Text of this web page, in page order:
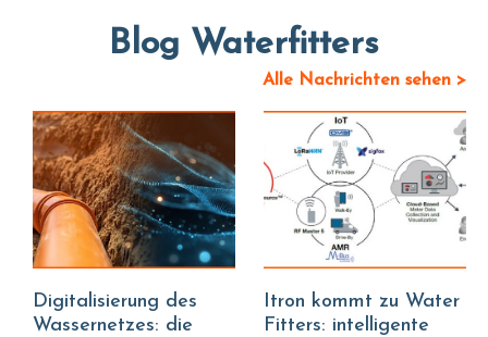
Blog Waterfitters
Alle Nachrichten sehen >
Digitalisierung des
Wassernetzes: die
Itron kommt zu Water
Fitters: intelligente